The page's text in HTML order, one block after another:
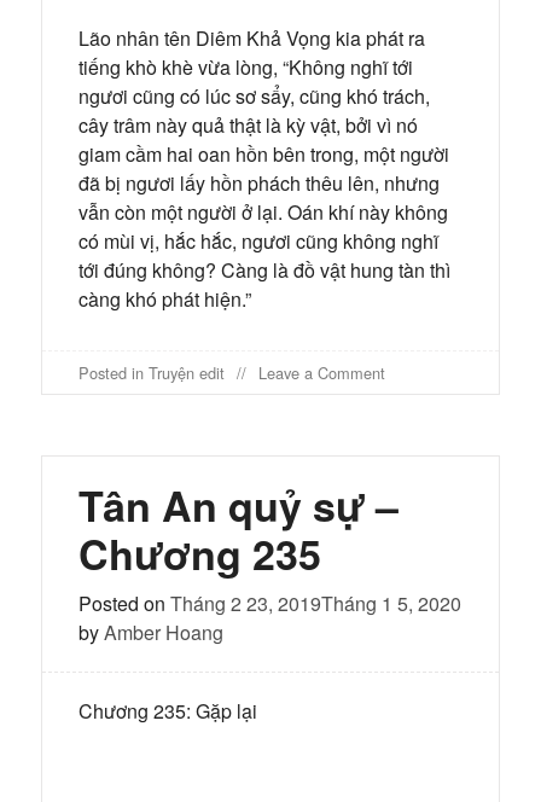
Lão nhân tên Diêm Khả Vọng kia phát ra
tiếng khò khè vừa lòng, “Không nghĩ tới
ngươi cũng có lúc sơ sẩy, cũng khó trách,
cây trâm này quả thật là kỳ vật, bởi vì nó
giam cầm hai oan hồn bên trong, một người
đã bị ngươi lấy hồn phách thêu lên, nhưng
vẫn còn một người ở lại. Oán khí này không
có mùi vị, hắc hắc, ngươi cũng không nghĩ
tới đúng không? Càng là đồ vật hung tàn thì
càng khó phát hiện.”
Posted in Truyện edit Leave a Commenton
Tân
sự
Chương
Tân An quỷ sự –
Chương 235
Posted on Tháng 2 23, 2019Tháng 1 5, 2020
byAmber Hoang
Chương 235: Gặp lại